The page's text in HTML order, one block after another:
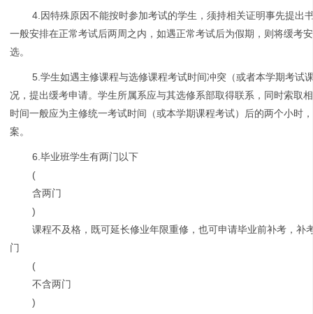
4.因特殊原因不能按时参加考试的学生，须持相关证明事先提出
一般安排在正常考试后两周之内，如遇正常考试后为假期，则将缓考
选。
5.学生如遇主修课程与选修课程考试时间冲突（或者本学期考试
况，提出缓考申请。学生所属系应与其选修系部取得联系，同时索取
时间一般应为主修统一考试时间（或本学期课程考试）后的两个小时
案。
6.毕业班学生有两门以下
(
含两门
)
课程不及格，既可延长修业年限重修，也可申请毕业前补考，
门
(
不含两门
)